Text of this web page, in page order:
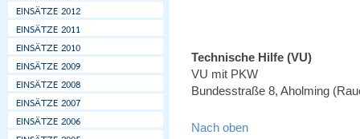
Technische Hilfe (VU)
VU mit PKW
Bundesstraße 8, Aholming
Nach oben